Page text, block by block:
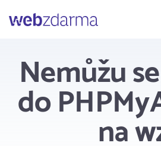
Webzdarma
Nemůžu
do
na